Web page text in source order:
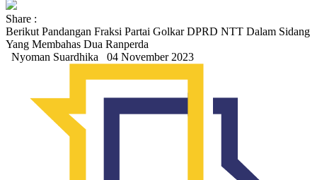
Share :
Berikut Pandangan Fraksi Partai Golkar DPRD NTT Dalam Sidang
Yang Membahas Dua Ranperda
Nyoman Suardhika
04 November 2023